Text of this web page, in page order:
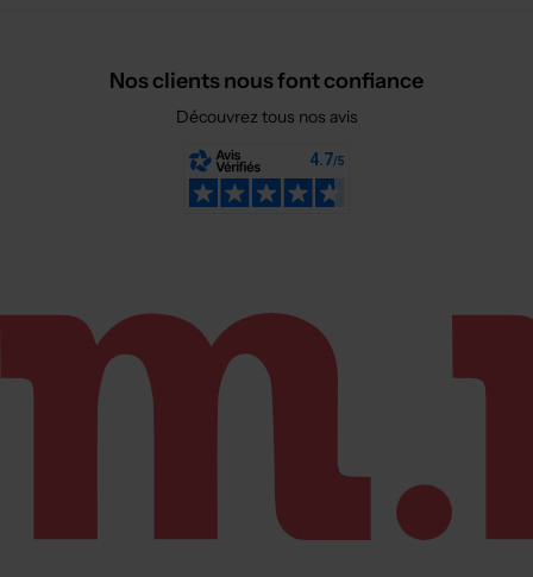
Nos clients nous font confiance
Découvrez tous nos avis